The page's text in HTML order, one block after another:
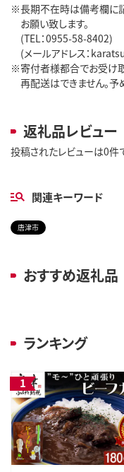
※長期不在時は備考欄に
お願い致します。
(TEL：0955-58-8402)
(メールアドレス：
※寄付者様都合でお受け
再配送はできません。予
返礼品レビュー
投稿されたレビューは0件
関連キーワード
唐津市
おすすめ返礼品
ランキング